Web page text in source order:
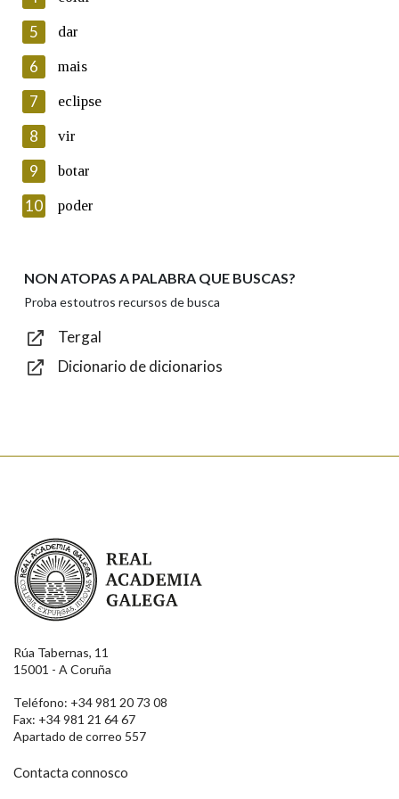
Lin e acepto as condicións da política de
Introduce o código que aparece na imaxe:
Texto de verificación
Enviar
5 dar
6 mais
7 eclipse
8 vir
9 botar
10 poder
NON ATOPAS A PALABRA QUE BUSCAS?
Proba estoutros recursos de busca
Tergal
Dicionario de dicionarios
Real Academia Galega
Rúa Tabernas, 11
15001 - A Coruña
Teléfono: +34 981 20 73 08
Fax: +34 981 21 64 67
Apartado de correo 557
Contacta connosco